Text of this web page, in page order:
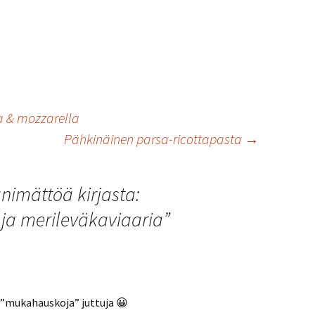
& mozzarella
Pähkinäinen parsa-ricottapasta →
kirjasta:
merileväkaviaaria”
juttuja 😀